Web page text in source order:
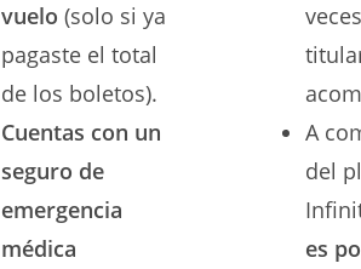
vuelo (solo si ya
pagaste el total
de los boletos).
Cuentas con un
seguro de
emergencia
médica
A
del
es